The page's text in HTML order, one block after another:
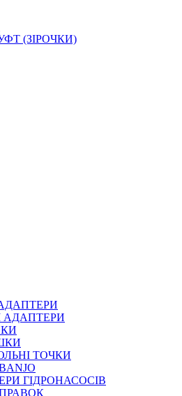
ДЛЯ ПАЛЬНОГО
КАБІНИ
(ЗІРОЧКИ)
АДАПТЕРИ
ТОЧКИ
ГІДРОНАСОСІВ